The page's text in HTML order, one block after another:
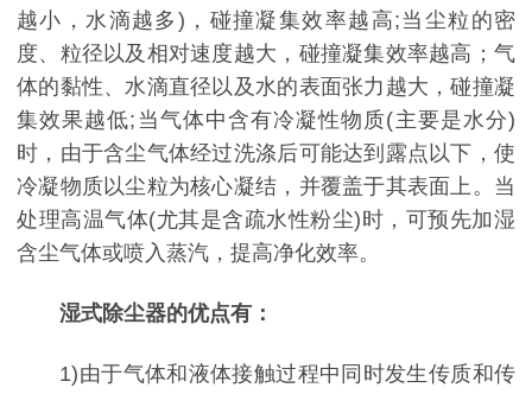
越小，水滴越多)，碰撞凝集效率越高;当尘粒的密
度、粒径以及相对速度越大，碰撞凝集效率越高；气
体的黏性、水滴直径以及水的表面张力越大，碰撞凝
集效果越低;当气体中含有冷凝性物质(主要是水分)
时，由于含尘气体经过洗涤后可能达到露点以下，使
冷凝物质以尘粒为核心凝结，并覆盖于其表面上。当
处理高温气体(尤其是含疏水性粉尘)时，可预先加湿
含尘气体或喷入蒸汽，提高净化效率。
湿式除尘器的优点有：
1)由于气体和液体接触过程中同时发生传质和传